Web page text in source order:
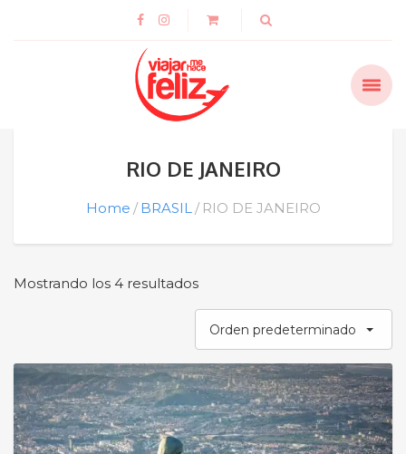
RIO DE JANEIRO
Home BRASIL RIO DE JANEIRO
Mostrando los 4 resultados
Orden predeterminado